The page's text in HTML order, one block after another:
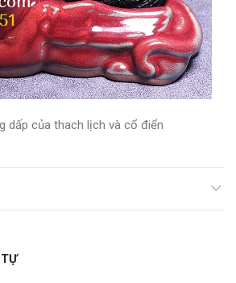
dấp của thach lịch và cổ điển